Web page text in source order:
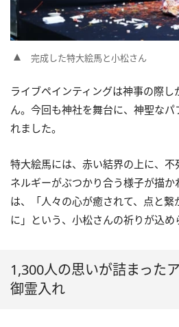
完成した特大絵馬と小松さん
ライブペインティングは神事の際
ん。今回も神社を舞台に、神聖なパ
れました。
特大絵馬には、赤い結界の上に、
ネルギーがぶつかり合う様子が描
は、「人々の心が癒されて、点と繋
に」という、小松さんの祈りが込め
1,300人の思いが詰まった
御霊入れ